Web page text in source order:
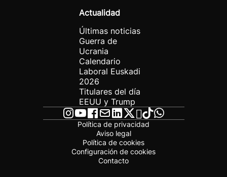
Actualidad
Últimas noticias
Guerra de
Ucrania
Calendario
Laboral Euskadi
2026
Titulares del día
EEUU y Trump
Política de privacidad
Aviso legal
Política de cookies
Configuración de cookies
Contacto